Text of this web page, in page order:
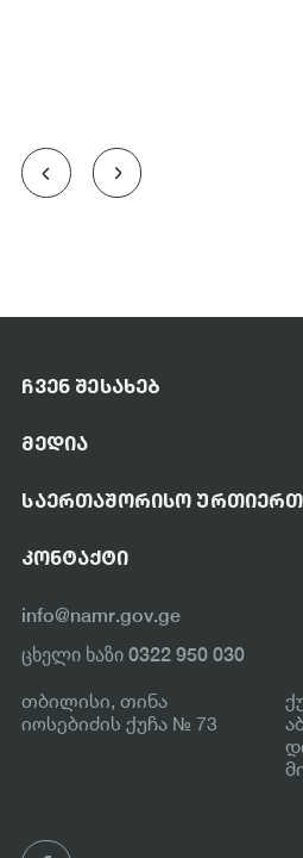
ᲩᲕᲔᲜ ᲨᲔᲡᲐᲮᲔᲑ
ᲛᲔᲜᲔᲯᲛᲔᲜᲢᲘ
ᲡᲢᲠᲣᲥᲢᲣᲠᲐ
ᲛᲔᲓᲘᲐ
ᲡᲘᲐᲮᲚᲔᲔᲑᲘ
ᲡᲐᲔᲠᲗᲐᲨᲝᲠᲘᲡᲝ
ᲞᲐᲠᲢᲜᲘᲝᲠᲘ ᲝᲠᲒᲐᲜᲘᲖᲐᲪᲘᲔᲑᲘ
ᲡᲐᲔᲠᲗᲐᲨᲝᲠᲘᲡᲝ
ᲛᲘᲛᲓᲘᲜᲐᲠᲔ ᲞᲠᲝᲔᲥᲢᲔᲑᲘ
ᲓᲐᲡᲠᲣᲚᲔᲑᲣᲚᲘ ᲞᲠᲝᲔᲥᲢᲔᲑᲘ
ᲙᲝᲜᲢᲐᲥᲢᲘ
info@namr.gov.ge
ცხელი ხაზი 0322 950 030
თბილისი, თინა
იოსებიძის ქუჩა № 73